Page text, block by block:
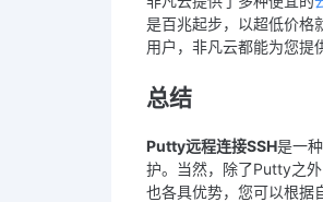
是百兆起步，以超低价格
用户，非凡云都能为您提
总结
Putty远程连接SSH是一
护。当然，除了Putty之
也各具优势，您可以根据